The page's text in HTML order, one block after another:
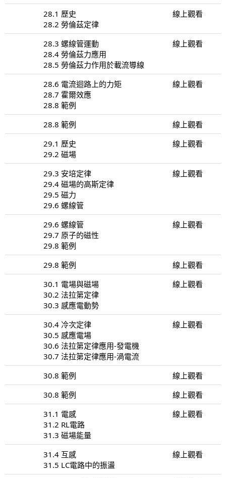
28.1 歷史
28.2 勞倫茲定律
線上觀看
28.3 螺線管運動
28.4 勞倫茲力應用
28.5 勞倫茲力作用於載流導線
線上觀看
28.6 電流迴路上的力矩
28.7 霍爾效應
28.8 範例
線上觀看
28.8 範例
線上觀看
29.1 歷史
29.2 磁場
線上觀看
29.3 安培定律
29.4 磁場的高斯定律
29.5 磁力
29.6 螺線管
線上觀看
29.6 螺線管
29.7 原子的磁性
29.8 範例
線上觀看
29.8 範例
線上觀看
30.1 電場與磁場
30.2 法拉第定律
30.3 感應電動勢
線上觀看
30.4 冷次定律
30.5 感應電場
30.6 法拉第定律應用-發電機
30.7 法拉第定律應用-渦電流
線上觀看
30.8 範例
線上觀看
30.8 範例
線上觀看
31.1 電感
31.2 RL電路
31.3 磁場能量
線上觀看
31.4 互感
31.5 LC電路中的振盪
線上觀看